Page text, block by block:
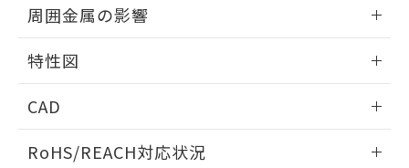
相互干渉
周囲金属の影響
周囲金属の影響
特性図
検出物体の大きさと材質による影響
CAD
ドすることができます。
RoHS/REACH対応状況
物質の対応では、対応完了までの期間は出
荷製品に未対応品が混在することから備考
欄に対応日を記載しておりました。
既に当社にて対応品への在庫切替を完了
していることから、特段のことがない限